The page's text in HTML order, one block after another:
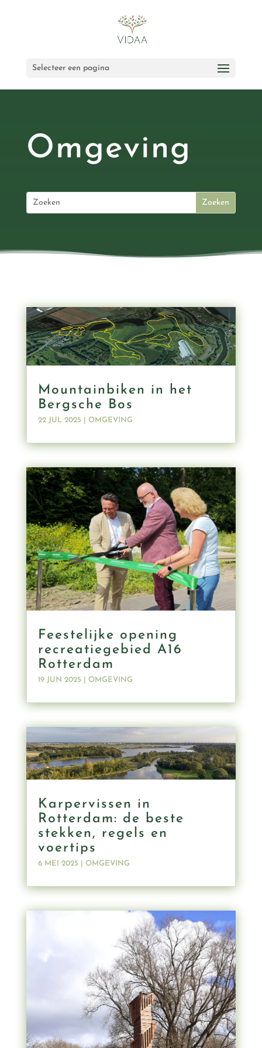
Selecteer een pagina
Omgeving
Mountainbiken in het
Bergsche Bos
22 JUL 2025 OMGEVING
Feestelijke opening
recreatiegebied A16
Rotterdam
19 JUN 2025 OMGEVING
Karpervissen in
Rotterdam: de beste
stekken, regels en
voertips
6 MEI 2025 OMGEVING